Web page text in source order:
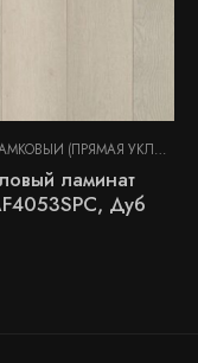
КВАРЦВИНИЛ ЗАМКОВЫЙ (ПРЯМАЯ УКЛАДКА)
ламинат
Дуб